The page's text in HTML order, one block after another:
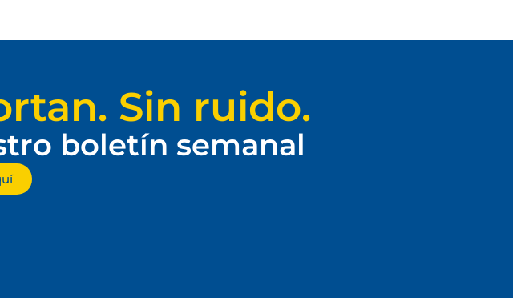
Sin ruido.
boletín semanal